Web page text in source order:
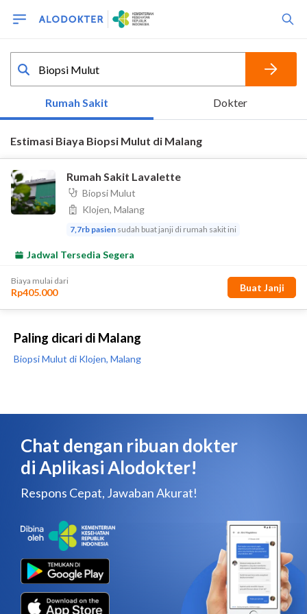
Paling dicari di Malang
Biopsi Mulut di Klojen, Malang